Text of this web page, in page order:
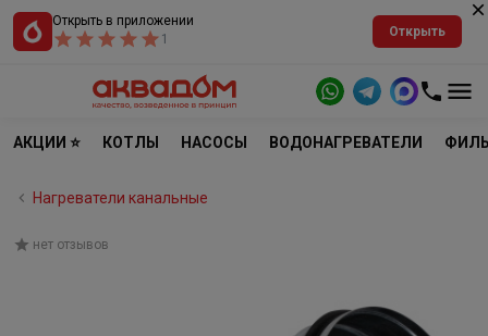
Открыть в приложении
1
Открыть
АКЦИИ ⭐ КОТЛЫ НАСОСЫ ВОДОНАГРЕВАТЕЛИ
Нагреватели канальные
нет отзывов